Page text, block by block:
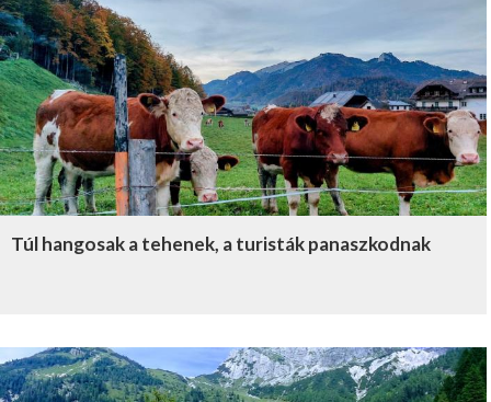
Túl hangosak a tehenek, a turisták panaszkodnak